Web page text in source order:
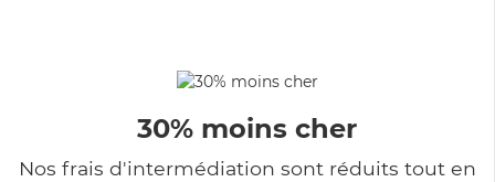
30% moins cher
Nos frais d'intermédiation sont réduits tout en